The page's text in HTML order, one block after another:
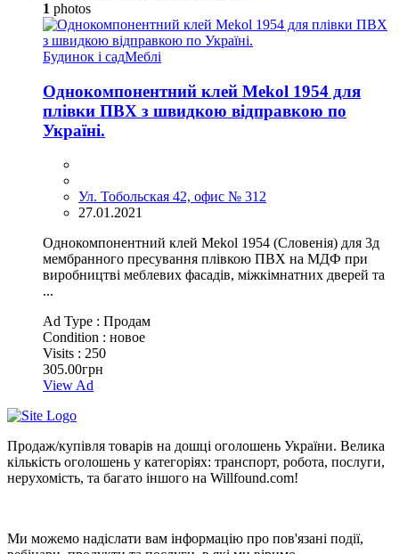
1 photos
Будинок і садМеблі
Однокомпонентний клей Mekol 1954 для
плівки ПВХ з швидкою відправкою по
Україні.
Ул. Тобольская 42, офис № 312
27.01.2021
Однокомпонентний клей Mekol 1954 (Словенія) для 3д
мембранного пресування плівкою ПВХ на МДФ при
виробництві меблевих фасадів, міжкімнатних дверей та
...
Ad Type : Продам
Condition : новое
Visits : 250
305.00грн
View Ad
Продаж/купівля товарів на дошці оголошень України. Велика
кількість оголошень у категоріях: транспорт, робота, послуги,
нерухомість, та багато іншого на Willfound.com!
Ми можемо надіслати вам інформацію про пов'язані події,